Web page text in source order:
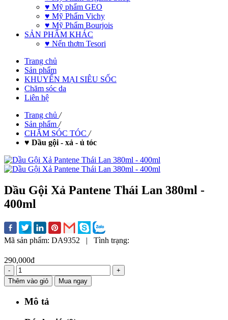
♥ Mỹ phẩm GEO
♥ Mỹ Phẩm Vichy
♥ Mỹ Phẩm Bourjois
SẢN PHẨM KHÁC
♥ Nến thơm Tesori
Trang chủ
Sản phẩm
KHUYẾN MẠI SIÊU SỐC
Chăm sóc da
Liên hệ
Trang chủ /
Sản phẩm /
CHĂM SÓC TÓC /
♥ Dầu gội - xả - ủ tóc
Dầu Gội Xả Pantene Thái Lan 380ml -
400ml
Mã sản phẩm: DA9352 | Tình trạng:
290,000đ
-
+
Thêm vào giỏ
Mua ngay
Mô tả